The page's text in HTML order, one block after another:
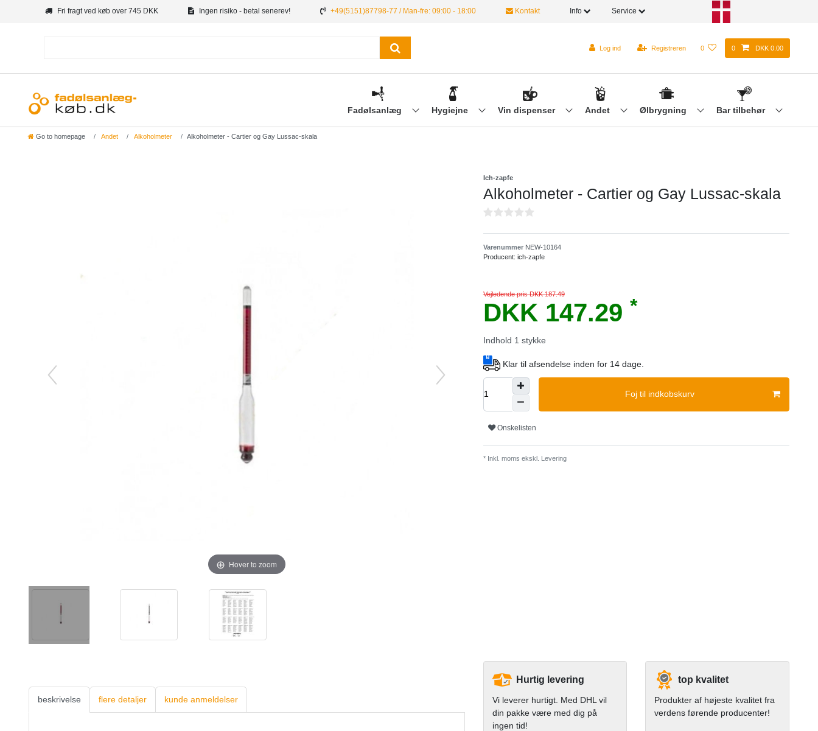
Fri fragt ved køb over 745 DKK Ingen risiko - betal senerev! +49(5151)87798-77 / Man-fre: 09:00 - 18:00 Kontakt Info Service
Log ind Registreren 0 0 DKK 0.00
Fadølsanlæg Hygiejne Vin dispenser Andet Ølbrygning Bar tilbehør
Go to homepage Andet Alkoholmeter Alkoholmeter - Cartier og Gay Lussac-skala
Hover to zoom
Ich-zapfe
Alkoholmeter - Cartier og Gay Lussac-skala
Varenummer NEW-10164
Producent: ich-zapfe
Vejledende pris DKK 187.49
DKK 147.29 *
Indhold 1 stykke
Klar til afsendelse inden for 14 dage.
Foj til indkobskurv
Onskelisten
* Inkl. moms ekskl. Levering
beskrivelse flere detaljer kunde anmeldelser
Hurtig levering
Vi leverer hurtigt. Med DHL vil
din pakke være med dig på
ingen tid!
top kvalitet
Produkter af højeste kvalitet fra
verdens førende producenter!